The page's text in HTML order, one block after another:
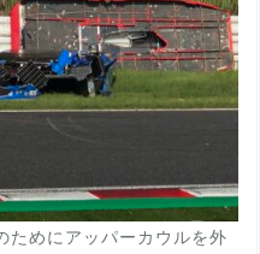
ためにアッパーカウルを外